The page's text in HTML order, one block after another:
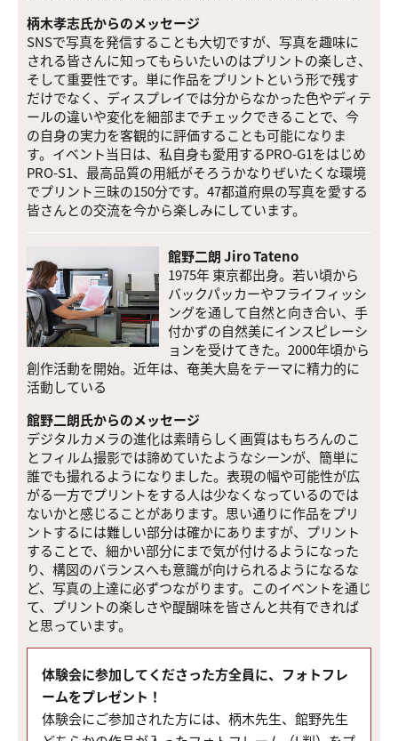
柄木孝志氏からのメッセージ
SNSで写真を発信することも大切ですが、写真を趣味に
される皆さんに知ってもらいたいのはプリントの楽しさ、
そして重要性です。単に作品をプリントという形で残す
だけでなく、ディスプレイでは分からなかった色やディテ
ールの違いや変化を細部までチェックできることで、今
の自身の実力を客観的に評価することも可能になりま
す。イベント当日は、私自身も愛用するPRO-G1をはじめ
PRO-S1、最高品質の用紙がそろうかなりぜいたくな環境
でプリント三昧の150分です。47都道府県の写真を愛する
皆さんとの交流を今から楽しみにしています。
館野二朗 Jiro Tateno
1975年 東京都出身。若い頃から
バックパッカーやフライフィッシ
ングを通して自然と向き合い、手
付かずの自然美にインスピレーシ
ョンを受けてきた。2000年頃から
創作活動を開始。近年は、奄美大島をテーマに精力的に
活動している
館野二朗氏からのメッセージ
デジタルカメラの進化は素晴らしく画質はもちろんのこ
とフィルム撮影では諦めていたようなシーンが、簡単に
誰でも撮れるようになりました。表現の幅や可能性が広
がる一方でプリントをする人は少なくなっているのでは
ないかと感じることがあります。思い通りに作品をプリ
ントするには難しい部分は確かにありますが、プリント
することで、細かい部分にまで気が付けるようになった
り、構図のバランスへも意識が向けられるようになるな
ど、写真の上達に必ずつながります。このイベントを通じ
て、プリントの楽しさや醍醐味を皆さんと共有できれば
と思っています。
体験会に参加してくださった方全員に、フォトフレ
ームをプレゼント！
体験会にご参加された方には、柄木先生、館野先生